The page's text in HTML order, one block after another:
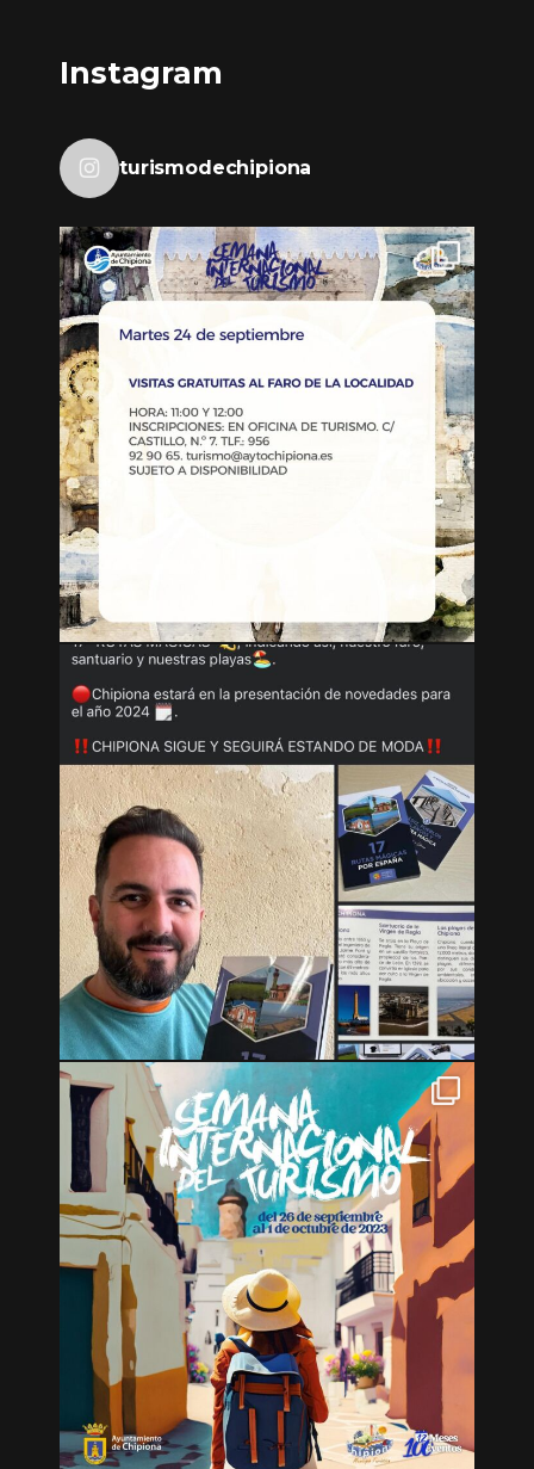
Instagram
turismodechipiona